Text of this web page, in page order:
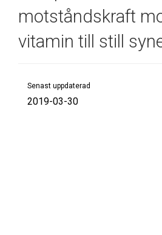
motståndskraft
vitamin till still
Senast uppdaterad
2019-03-30